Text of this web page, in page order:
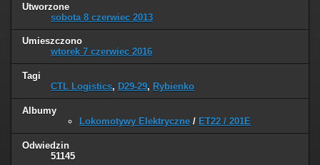
Utworzone
sobota 8 czerwiec 2013
Umieszczono
wtorek 7 czerwiec 2016
Tagi
CTL Logistics, D29-29, Rybienko
Albumy
Lokomotywy Elektryczne / ET22 / 201E
Odwiedzin
51145